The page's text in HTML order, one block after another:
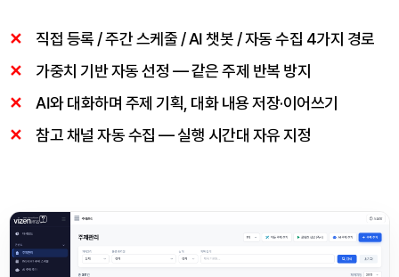
직접 등록 / 주간 스케줄 / AI 챗봇 / 자동 수집 4가지 경로
가중치 기반 자동 선정 — 같은 주제 반복 방지
AI와 대화하며 주제 기획, 대화 내용 저장·이어쓰기
참고 채널 자동 수집 — 실행 시간대 자유 지정